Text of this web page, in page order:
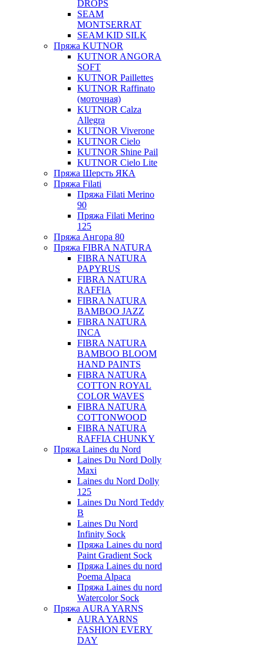
DROPS
SEAM
MONTSERRAT
SEAM KID SILK
Пряжа KUTNOR
KUTNOR ANGORA
SOFT
KUTNOR Paillettes
KUTNOR Raffinato
(моточная)
KUTNOR Calza
Allegra
KUTNOR Viverone
KUTNOR Cielo
KUTNOR Shine Pail
KUTNOR Cielo Lite
Пряжа Шерсть ЯКА
Пряжа Filati
Пряжа Filati Merino
90
Пряжа Filati Merino
125
Пряжа Ангора 80
Пряжа FIBRA NATURA
FIBRA NATURA
PAPYRUS
FIBRA NATURA
RAFFIA
FIBRA NATURA
BAMBOO JAZZ
FIBRA NATURA
INCA
FIBRA NATURA
BAMBOO BLOOM
HAND PAINTS
FIBRA NATURA
COTTON ROYAL
COLOR WAVES
FIBRA NATURA
COTTONWOOD
FIBRA NATURA
RAFFIA CHUNKY
Пряжа Laines du Nord
Laines Du Nord Dolly
Maxi
Laines du Nord Dolly
125
Laines Du Nord Teddy
B
Laines Du Nord
Infinity Sock
Пряжа Laines du nord
Paint Gradient Sock
Пряжа Laines du nord
Poema Alpaca
Пряжа Laines du nord
Watercolor Sock
Пряжа AURA YARNS
AURA YARNS
FASHION EVERY
DAY